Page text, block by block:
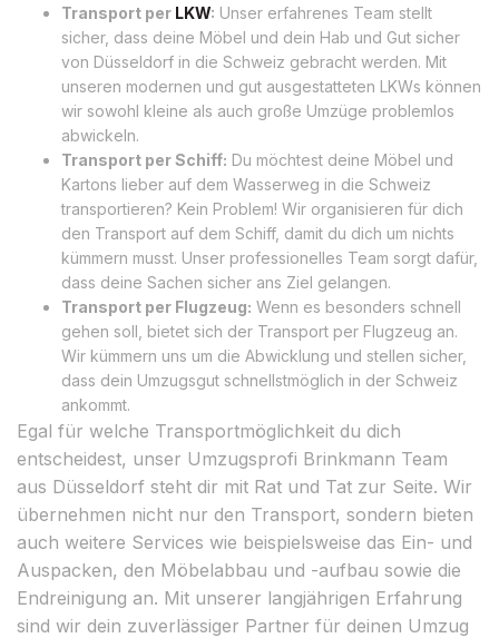
Transport per LKW: Unser erfahrenes Team stellt
sicher, dass deine Möbel und dein Hab und Gut sicher
von Düsseldorf in die Schweiz gebracht werden. Mit
unseren modernen und gut ausgestatteten LKWs können
wir sowohl kleine als auch große Umzüge problemlos
abwickeln.
Transport per Schiff: Du möchtest deine Möbel und
Kartons lieber auf dem Wasserweg in die Schweiz
transportieren? Kein Problem! Wir organisieren für dich
den Transport auf dem Schiff, damit du dich um nichts
kümmern musst. Unser professionelles Team sorgt dafür,
dass deine Sachen sicher ans Ziel gelangen.
Transport per Flugzeug: Wenn es besonders schnell
gehen soll, bietet sich der Transport per Flugzeug an.
Wir kümmern uns um die Abwicklung und stellen sicher,
dass dein Umzugsgut schnellstmöglich in der Schweiz
ankommt.
Egal für welche Transportmöglichkeit du dich
entscheidest, unser Umzugsprofi Brinkmann Team
aus Düsseldorf steht dir mit Rat und Tat zur Seite. Wir
übernehmen nicht nur den Transport, sondern bieten
auch weitere Services wie beispielsweise das Ein- und
Auspacken, den Möbelabbau und -aufbau sowie die
Endreinigung an. Mit unserer langjährigen Erfahrung
sind wir dein zuverlässiger Partner für deinen Umzug